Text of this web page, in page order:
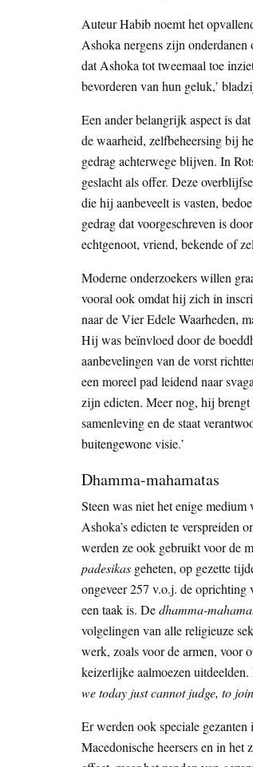
Auteur Habib noemt het
Ashoka nergens zijn onderdanen
dat Ashoka tot tweemaal toe
bevorderen van hun geluk,’
Een ander belangrijk aspect is
de waarheid, zelfbeheersing bij
gedrag achterwege blijven. In
geslacht als offer. Deze
die hij aanbeveelt is vasten,
gedrag dat voorgeschreven is
echtgenoot, vriend, bekende of
Moderne onderzoekers willen
vooral ook omdat hij zich in
naar de Vier Edele Waarheden,
Hij was beïnvloed door de
aanbevelingen van de vorst
een moreel pad leidend naar
zijn edicten. Meer nog, hij
samenleving en de staat
buitengewone visie.’
Dhamma-mahamatas
Steen was niet het enige
Ashoka’s edicten te verspreiden
werden ze ook gebruikt voor de
padesikas geheten, op gezette
ongeveer 257 v.o.j. de oprichting
een taak is. Dedhamma-
volgelingen van alle religieuze
werk, zoals voor de armen, voor
keizerlijke aalmoezen
we today just cannot judge, to
Er werden ook speciale
Macedonische heersers en in